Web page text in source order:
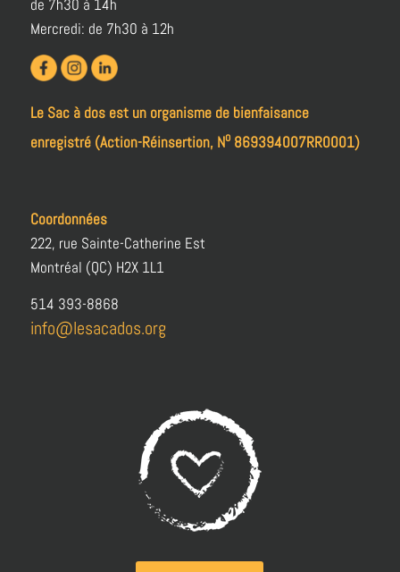
de 7h30 à 14h
Mercredi: de 7h30 à 12h
Le Sac à dos est un organisme de bienfaisance
enregistré (Action-Réinsertion, No869394007RR0001)
Coordonnées
222, rue Sainte-Catherine Est
Montréal (QC) H2X 1L1
514 393-8868
info@lesacados.org